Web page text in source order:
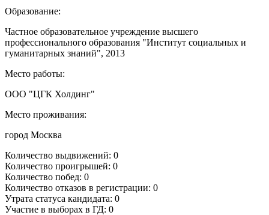
Образование:
Частное образовательное учреждение высшего
профессионального образования "Институт социальных и
гуманитарных знаний", 2013
Место работы:
ООО "ЦГК Холдинг"
Место проживания:
город Москва
Количество выдвижений: 0
Количество проигрышей: 0
Количество побед: 0
Количество отказов в регистрации: 0
Утрата статуса кандидата: 0
Участие в выборах в ГД: 0